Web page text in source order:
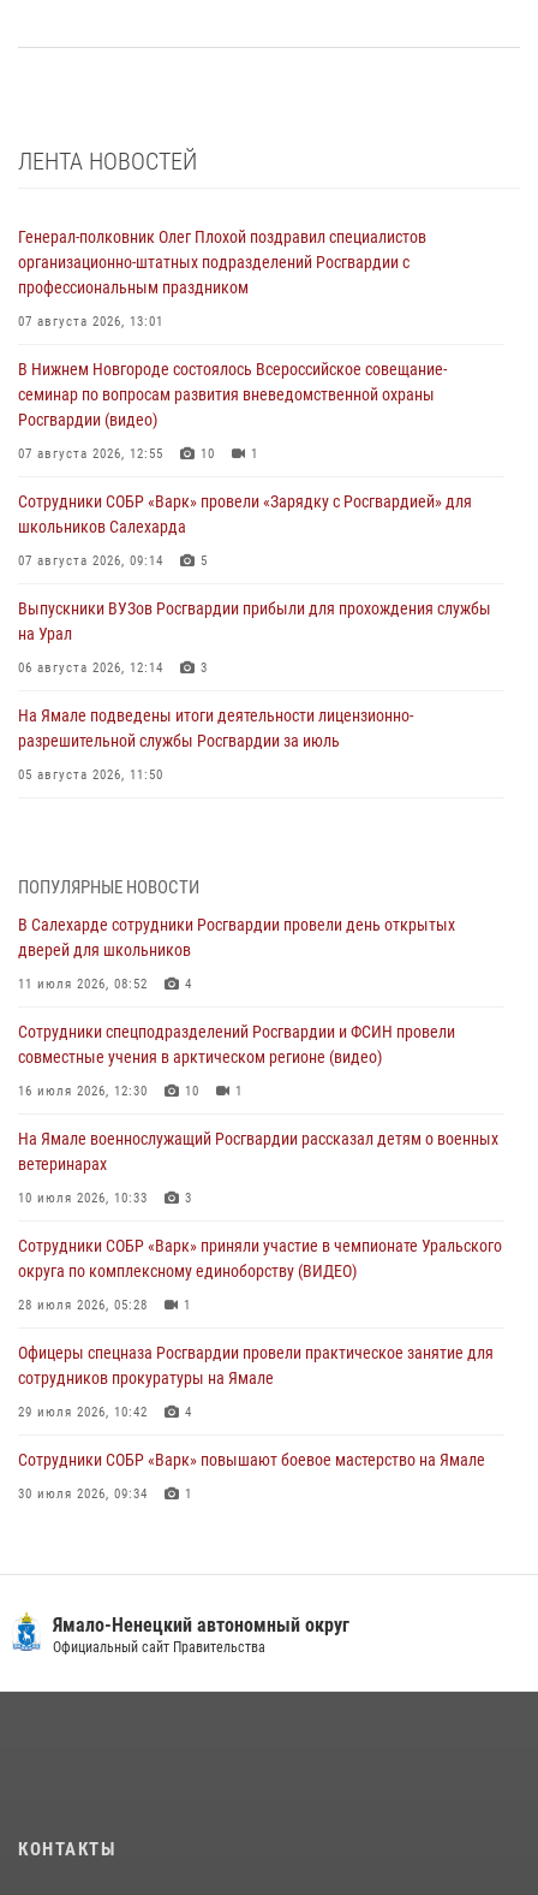
ЛЕНТА НОВОСТЕЙ
Генерал-полковник Олег Плохой поздравил специалистов
организационно-штатных подразделений Росгвардии с
профессиональным праздником
07 августа 2026, 13:01
В Нижнем Новгороде состоялось Всероссийское совещание-
семинар по вопросам развития вневедомственной охраны
Росгвардии (видео)
07 августа 2026, 12:55 10 1
Сотрудники СОБР «Варк» провели «Зарядку с Росгвардией» для
школьников Салехарда
07 августа 2026, 09:14 5
Выпускники ВУЗов Росгвардии прибыли для прохождения службы
на Урал
06 августа 2026, 12:14 3
На Ямале подведены итоги деятельности лицензионно-
разрешительной службы Росгвардии за июль
05 августа 2026, 11:50
03 августа 2026, 07:21 2
Генерал-полковник Юрий Аверин выступил на Всероссийском
молодёжном образовательном форуме «Территория смыслов»
03 августа 2026, 06:54
Директор Росгвардии Герой России генерал армии Виктор Золотов
поздравил специалистов подразделений тыла с профессиональным
праздником
Сотрудники СОБР «Варк» повышают боевое мастерство на Ямале
30 июля 2026, 09:34 1
Офицеры спецназа Росгвардии провели практическое занятие для
сотрудников прокуратуры на Ямале
29 июля 2026, 10:42 4
ПОПУЛЯРНЫЕ НОВОСТИ
В Салехарде сотрудники Росгвардии провели день открытых
дверей для школьников
11 июля 2026, 08:52 4
Сотрудники спецподразделений Росгвардии и ФСИН провели
совместные учения в арктическом регионе (видео)
16 июля 2026, 12:30 10 1
На Ямале военнослужащий Росгвардии рассказал детям о военных
ветеринарах
10 июля 2026, 10:33 3
Сотрудники СОБР «Варк» приняли участие в чемпионате Уральского
округа по комплексному единоборству (ВИДЕО)
28 июля 2026, 05:28 1
Офицеры спецназа Росгвардии провели практическое занятие для
сотрудников прокуратуры на Ямале
29 июля 2026, 10:42 4
Сотрудники СОБР «Варк» повышают боевое мастерство на Ямале
30 июля 2026, 09:34 1
18 июля 2026, 09:36 3
«Росгвардия. Вехи истории»: войска правопорядка на охране
стратегических объектов поверженной Германии (видео)
«Росгвардия. Вехи истории»: борьба войск правопорядка против
Ямало-Ненецкий автономный округ
Официальный сайт Правительства
КОНТАКТЫ